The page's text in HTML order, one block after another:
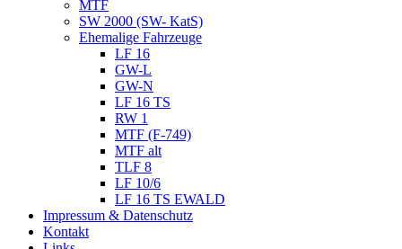
MTF
SW 2000 (SW- KatS)
Ehemalige Fahrzeuge
LF 16
GW-L
GW-N
LF 16 TS
RW 1
MTF (F-749)
MTF alt
TLF 8
LF 10/6
LF 16 TS EWALD
Impressum & Datenschutz
Kontakt